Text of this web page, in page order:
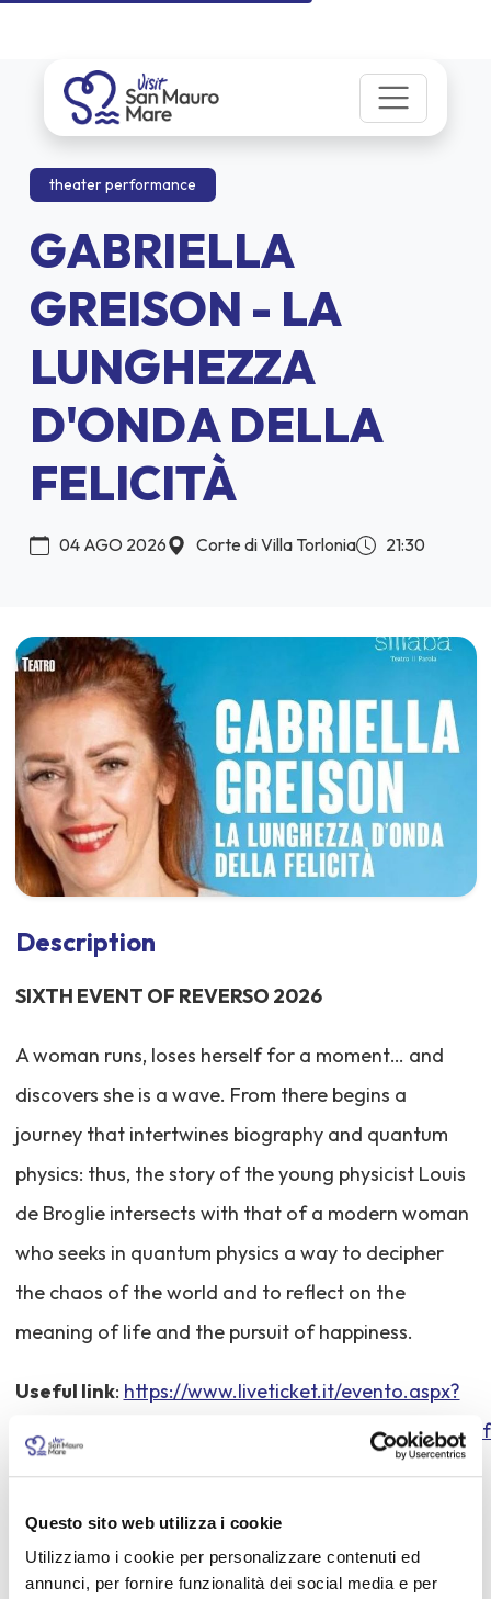
Questo sito web utilizza i cookie
Utilizziamo i cookie per personalizzare contenuti ed
annunci, per fornire funzionalità dei social media e per
theater performance
GABRIELLA
GREISON - LA
LUNGHEZZA
D'ONDA DELLA
FELICITÀ
04 AGO 2026 Corte di Villa Torlonia 21:30
Description
SIXTH EVENT OF REVERSO 2026
A woman runs, loses herself for a moment… and
discovers she is a wave. From there begins a
journey that intertwines biography and quantum
physics: thus, the story of the young physicist Louis
de Broglie intersects with that of a modern woman
who seeks in quantum physics a way to decipher
the chaos of the world and to reflect on the
meaning of life and the pursuit of happiness.
Useful link: https://www.liveticket.it/evento.aspx?
Tel+39 370 368 5093 (from 2.00 pm to 6.00 pm)